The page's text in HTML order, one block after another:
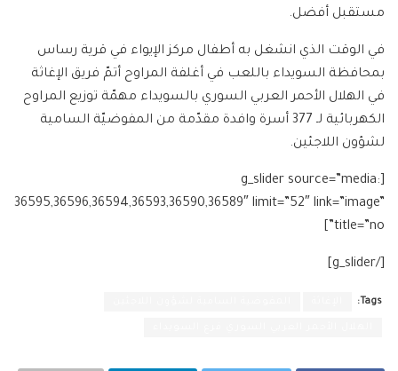
مستقبل أفضل.
في الوقت الذي انشغل به أطفال مركز الإيواء في قرية رساس
بمحافظة السويداء باللعب في أغلفة المراوح أتمّ فريق الإغاثة
في الهلال الأحمر العربي السوري بالسويداء مهمّة توزيع المراوح
الكهربائية لـ 377 أسرة وافدة مقدّمة من المفوضيّة السامية
لشؤون اللاجئين.
[g_slider source=”media:
36595,36596,36594,36593,36590,36589″ limit=”52″ link=”image”
title=”no”]
[/g_slider]
Tags: